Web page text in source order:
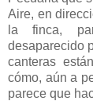
Aire, en
la finca,
desaparecido
canteras
cómo, aún a
parece que